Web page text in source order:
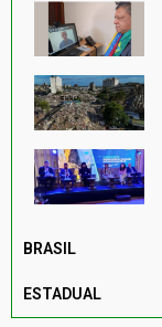
BRASIL
ESTADUAL